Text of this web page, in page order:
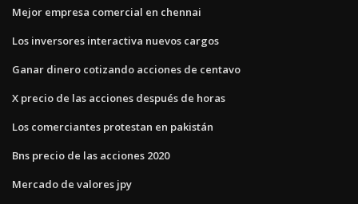
Mejor empresa comercial en chennai
Los inversores interactiva nuevos cargos
Ganar dinero cotizando acciones de centavo
X precio de las acciones después de horas
Los comerciantes protestan en pakistán
Bns precio de las acciones 2020
Mercado de valores jpy